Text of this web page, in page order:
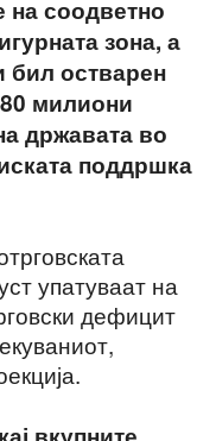
на соодветно
зона, а
бил остварен
милиони
државата во
поддршка
упатуваат на
дефицит